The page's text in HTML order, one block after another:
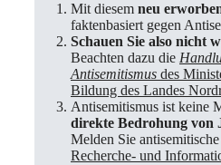
Mit diesem neu
faktenbasiert gegen
Schauen Sie also nicht
Beachten dazu die
Antisemitismus des
Bildung des Landes
Antisemitismus ist keine
direkte Bedrohung von
Melden Sie
Recherche- und